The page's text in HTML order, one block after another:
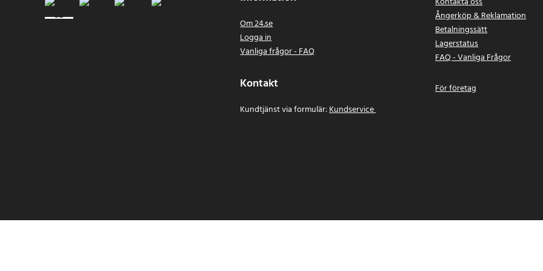
Om 24.se
Logga in
Vanliga frågor - FAQ
Kontakt
Kundtjänst via formulär:Kundservice
Ångerköp & Reklamation
Betalningssätt
Lagerstatus
FAQ - Vanliga Frågor
För företag